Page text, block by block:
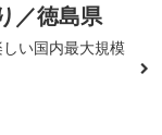
／徳島県
い国内最大規模